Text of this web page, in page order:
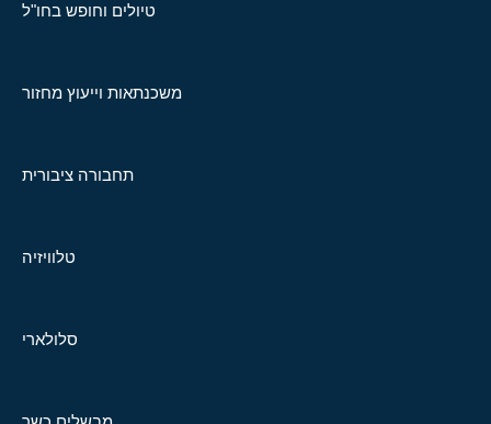
טיולים וחופש בחו"ל
משכנתאות וייעוץ מחזור
תחבורה ציבורית
טלוויזיה
סלולארי